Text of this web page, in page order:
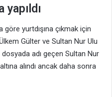
yapıldı
yurtdışına çıkmak için
Gülter ve Sultan Nur Ulu
dosyada adı geçen Sultan Nur
alındı ancak daha sonra